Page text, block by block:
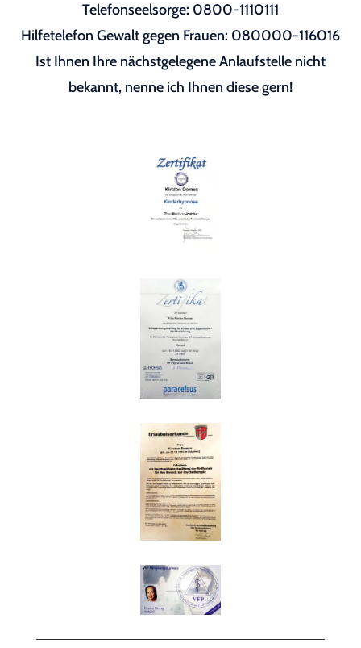
Telefonseelsorge: 0800-1110111
Hilfetelefon Gewalt gegen Frauen: 080000-116016
Ist Ihnen Ihre nächstgelegene Anlaufstelle nicht
bekannt, nenne ich Ihnen diese gern!